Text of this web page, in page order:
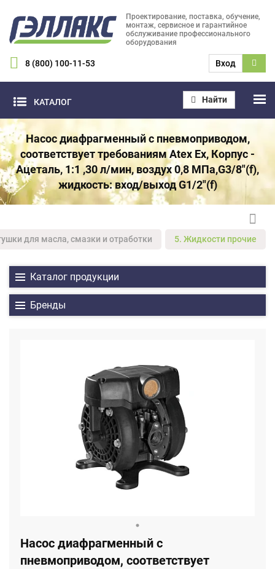
Проектирование, поставка, обучение,
монтаж, сервисное и гарантийное
обслуживание профессионального
оборудования
8 (800) 100-11-53 Вход
КАТАЛОГ Найти
Насос диафрагменный с пневмоприводом,
соответствует требованиям Atex Ex, Корпус -
Ацеталь, 1:1 ,30 л/мин, воздух 0,8 МПа,G3/8"(f),
жидкость: вход/выход G1/2"(f)
для масла, смазки и отработки 5. Жидкости прочие
Каталог продукции
Бренды
Насос диафрагменный с
пневмоприводом, соответствует